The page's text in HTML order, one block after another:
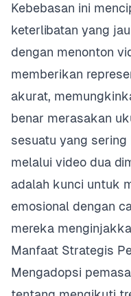
Kebebasan ini
keterlibatan yang
dengan menonton
memberikan
akurat,
benar merasakan
sesuatu yang
melalui video dua
adalah kunci untuk
emosional dengan
mereka
Manfaat Strategis
Mengadopsi